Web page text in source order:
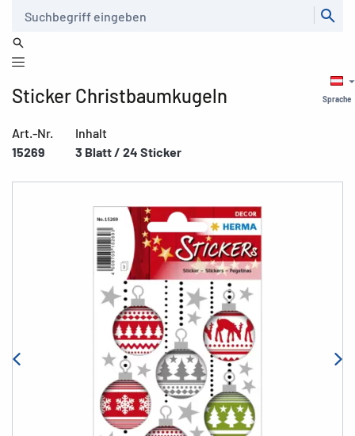
Sprache
Sticker Christbaumkugeln
Art.-Nr.
15269
Inhalt
3 Blatt / 24 Sticker